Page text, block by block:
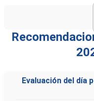
Evaluación del día